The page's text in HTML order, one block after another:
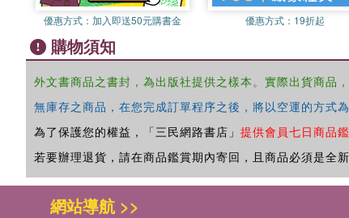
優惠方式： 加入即送50元購書金 優惠方式： 19折起
購物須知
外文書商品之書封，為出版社提供之樣本。實際出貨商品
無庫存之商品，在您完成訂單程序之後，將以空運的方式
為了保護您的權益，「三民網路書店」 提供會員七日商品
若要辦理退貨，請在商品鑑賞期內寄回，且商品必須是全
網站導航 >>